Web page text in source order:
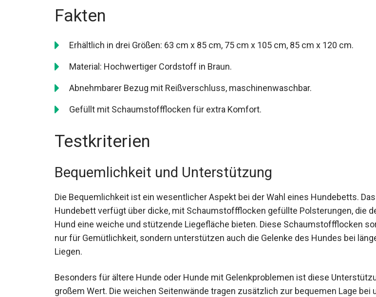
Fakten
Erhältlich in drei Größen: 63 cm x 85 cm, 75 cm x 105 cm, 85 cm x 120 cm.
Material: Hochwertiger Cordstoff in Braun.
Abnehmbarer Bezug mit Reißverschluss, maschinenwaschbar.
Gefüllt mit Schaumstoffflocken für extra Komfort.
Testkriterien
Bequemlichkeit und Unterstützung
Die Bequemlichkeit ist ein wesentlicher Aspekt bei der Wahl eines Hundebetts. Das
Hundebett verfügt über dicke, mit Schaumstoffflocken gefüllte Polsterungen, die
Hund eine weiche und stützende Liegefläche bieten. Diese Schaumstoffflocken
nur für Gemütlichkeit, sondern unterstützen auch die Gelenke des Hundes bei
Liegen.
Besonders für ältere Hunde oder Hunde mit Gelenkproblemen ist diese
großem Wert. Die weichen Seitenwände tragen zusätzlich zur bequemen Lage bei